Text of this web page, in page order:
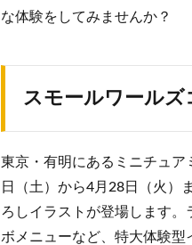
な体験をしてみませんか？
スモールワールズ
東京・有明にあるミニチュ
日（土）から4月28日（火）
ろしイラストが登場します
ボメニューなど、特大体験